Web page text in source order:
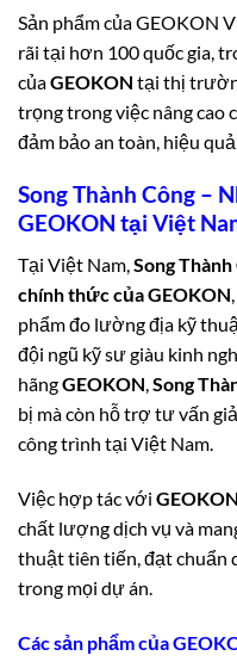
Sản phẩm của GEOKON
rãi tại hơn 100 quốc gia,
củaGEOKON tại thị
trọng trong việc nâng cao
đảm bảo an toàn, hiệu
Song Thành Công –
GEOKON tại Việt
Tại Việt Nam,Song Thành
chính thức của GEOKON
phẩm đo lường địa kỹ
đội ngũ kỹ sư giàu kinh
hãngGEOKON,Song
bị mà còn hỗ trợ tư vấn
công trình tại Việt Nam.
Việc hợp tác với GEOKON
chất lượng dịch vụ và
thuật tiên tiến, đạt chuẩn
trong mọi dự án.
Các sản phẩm của